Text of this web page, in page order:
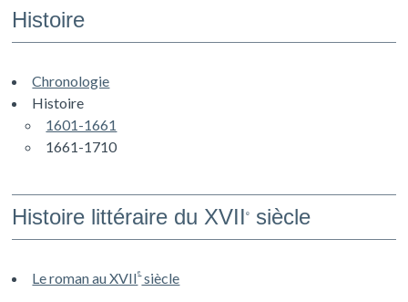
Histoire
Chronologie
Histoire
1601-1661
1661-1710
Histoire littéraire du XVIIe siècle
Le roman au XVIIesiècle